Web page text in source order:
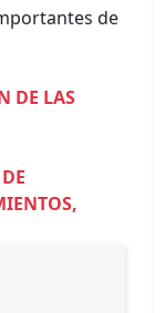
de
DE LAS